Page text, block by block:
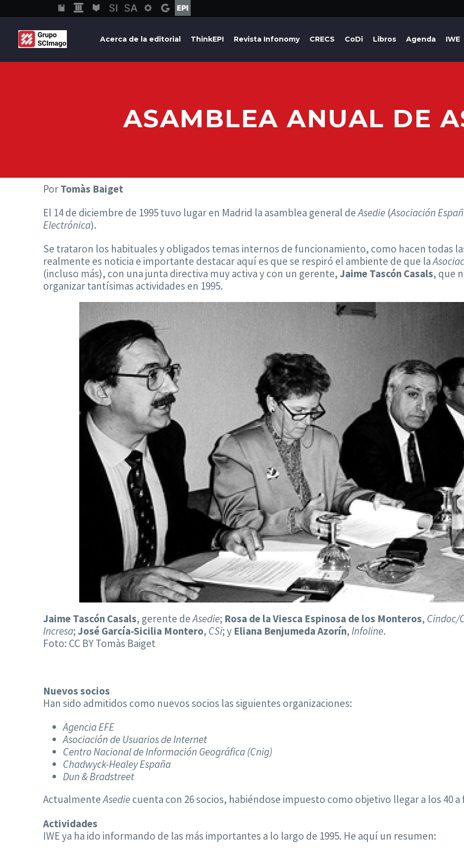
Acerca de la editorial ThinkEPI Revista Infonomy CRECS CoDi Libros Agenda IWE
ASAMBLEA ANUAL DE
PorTomàs Baiget
El 14 de diciembre de 1995 tuvo lugar en Madrid la asamblea general deAsedie (Asociación
Electrónica).
Se trataron los habituales y obligados temas internos de funcionamiento, como hacen todas
realmente es noticia e importante destacar aquí es que se respiró el ambiente de que la
(incluso más), con una junta directiva muy activa y con un gerente,Jaime Tascón Casals, que
organizar tantísimas actividades en 1995.
Jaime Tascón Casals, gerente deAsedie; Rosa de la Viesca Espinosa de los Monteros, Cindoc/
Incresa;José García-Sicilia Montero, CSi; y Eliana Benjumeda Azorín,Infoline.
Foto: CC BY Tomàs Baiget
Nuevos socios
Han sido admitidos como nuevos socios las siguientes organizaciones:
Agencia EFE
Asociación de Usuarios de Internet
Centro Nacional de Información Geográfica (Cnig)
Chadwyck-Healey España
Dun & Bradstreet
ActualmenteAsediecuenta con 26 socios, habiéndose impuesto como objetivo llegar a los 40 a
Actividades
IWE ya ha ido informando de las más importantes a lo largo de 1995. He aquí un resumen: